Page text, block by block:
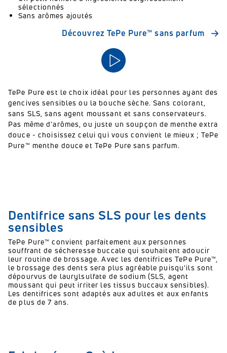
sélectionnés
Sans arômes ajoutés
Découvrez TePe Pure™ sans parfum
TePe Pure est le choix idéal pour les personnes ayant des
gencives sensibles ou la bouche sèche. Sans colorant,
sans SLS, sans agent moussant et sans conservateurs.
Pas même d'arômes, ou juste un soupçon de menthe extra
douce - choisissez celui qui vous convient le mieux ; TePe
Pure™ menthe douce et TePe Pure sans parfum.
Dentifrice sans SLS pour les dents
sensibles
TePe Pure™ convient parfaitement aux personnes
souffrant de sécheresse buccale qui souhaitent adoucir
leur routine de brossage. Avec les dentifrices TePe Pure™,
le brossage des dents sera plus agréable puisqu'ils sont
dépourvus de laurylsulfate de sodium (SLS, agent
moussant qui peut irriter les tissus buccaux sensibles).
Les dentifrices sont adaptés aux adultes et aux enfants
de plus de 7 ans.